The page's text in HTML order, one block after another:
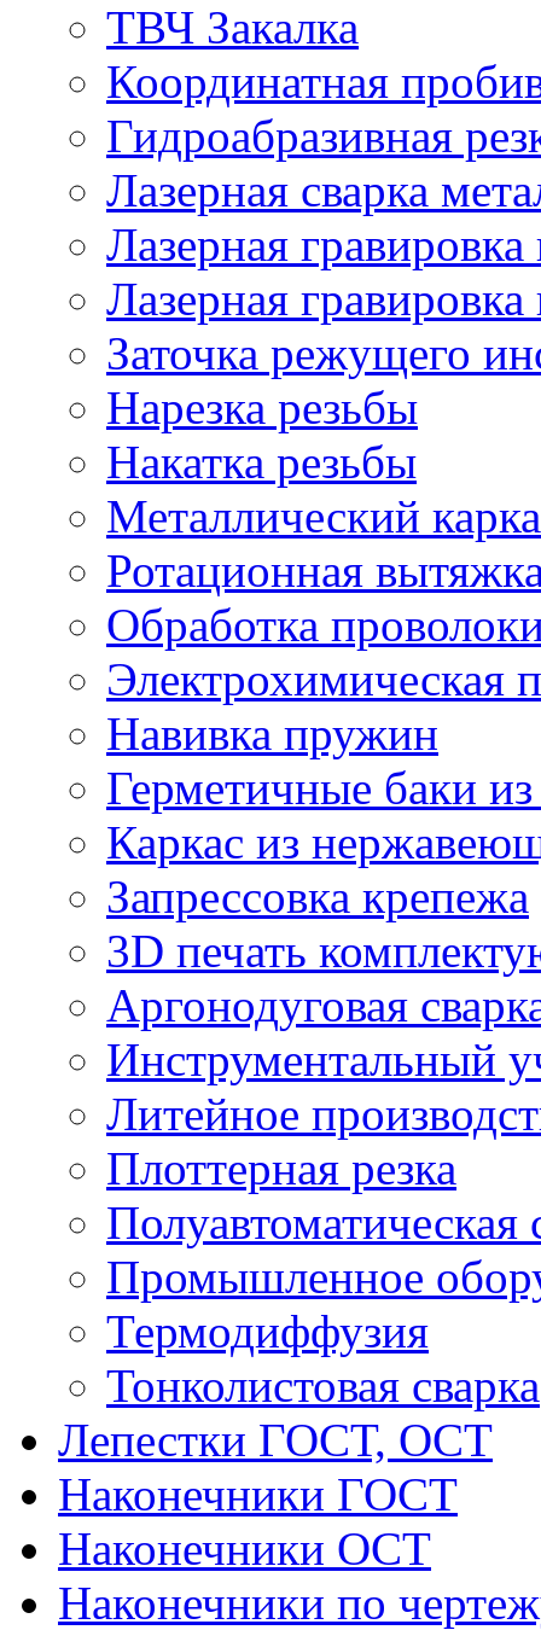
ТВЧ Закалка
Координатная
Гидроабразивная
Лазерная сварка
Лазерная гравировка
Лазерная
Заточка режущего
Нарезка резьбы
Накатка резьбы
Металлический
Ротационная
Обработка
Электрохимическая
Навивка пружин
Герметичные баки
Каркас из
Запрессовка крепежа
3D печать
Аргонодуговая
Инструментальный
Литейное
Плоттерная резка
Полуавтоматическая
Промышленное
Термодиффузия
Тонколистовая сварка
Лепестки ГОСТ, ОСТ
Наконечники ГОСТ
Наконечники ОСТ
Наконечники по